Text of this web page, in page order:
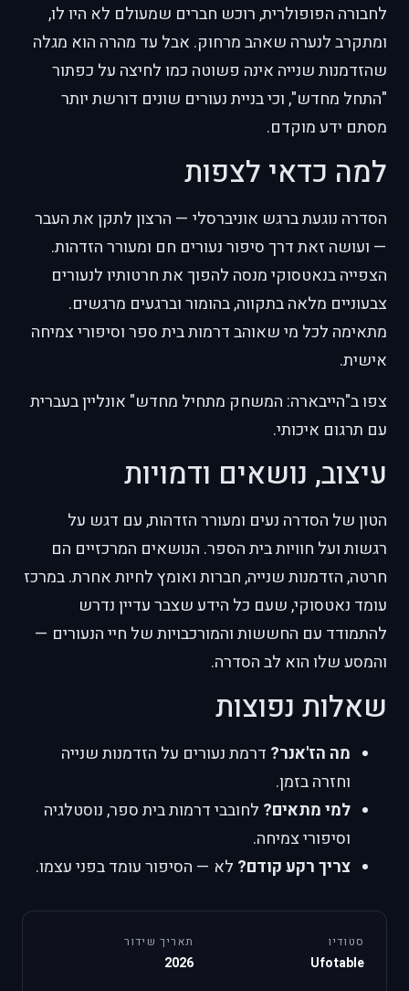
לחבורה הפופולרית, רוכש חברים שמעולם לא היו לו,
ומתקרב לנערה שאהב מרחוק. אבל עד מהרה הוא מגלה
שהזדמנות שנייה אינה פשוטה כמו לחיצה על כפתור
"התחל מחדש", וכי בניית נעורים שונים דורשת יותר
מסתם ידע מוקדם.
למה כדאי לצפות
הסדרה נוגעת ברגש אוניברסלי — הרצון לתקן את העבר
— ועושה זאת דרך סיפור נעורים חם ומעורר הזדהות.
הצפייה בנאטסוקי מנסה להפוך את חרטותיו לנעורים
צבעוניים מלאה בתקווה, בהומור וברגעים מרגשים.
מתאימה לכל מי שאוהב דרמות בית ספר וסיפורי צמיחה
אישית.
צפו ב"הייבארה: המשחק מתחיל מחדש" אונליין בעברית
עם תרגום איכותי.
עיצוב, נושאים ודמויות
הטון של הסדרה נעים ומעורר הזדהות, עם דגש על
רגשות ועל חוויות בית הספר. הנושאים המרכזיים הם
חרטה, הזדמנות שנייה, חברות ואומץ לחיות אחרת. במרכז
עומד נאטסוקי, שעם כל הידע שצבר עדיין נדרש
להתמודד עם החששות והמורכבויות של חיי הנעורים —
והמסע שלו הוא לב הסדרה.
שאלות נפוצות
מה הז'אנר? דרמת נעורים על הזדמנות שנייה
וחזרה בזמן.
למי מתאים? לחובבי דרמות בית ספר, נוסטלגיה
וסיפורי צמיחה.
צריך רקע קודם? לא — הסיפור עומד בפני עצמו.
סטודיו
Ufotable
תאריך שידור
2026